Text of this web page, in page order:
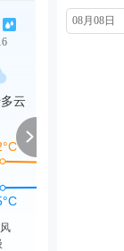
云
周一08月08日